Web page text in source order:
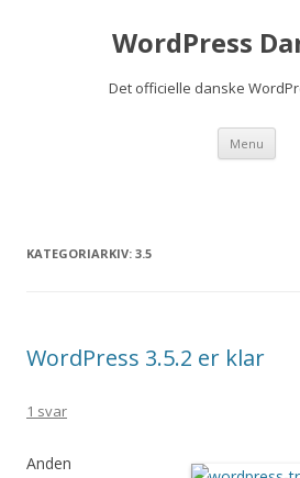
WordPress
Det officielle danske
Menu
KATEGORIARKIV: 3.5
WordPress 3.5.2 er klar
1 svar
Anden